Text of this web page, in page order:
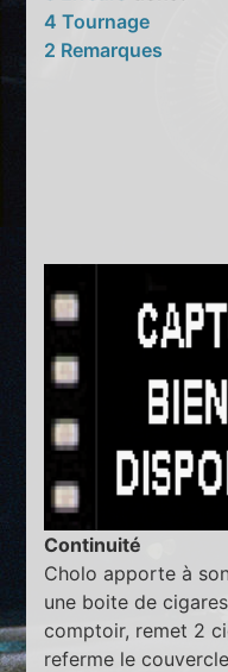
4 Tournage
2 Remarques
Continuité
Cholo apporte à
une boite de
comptoir, remet 2
referme le